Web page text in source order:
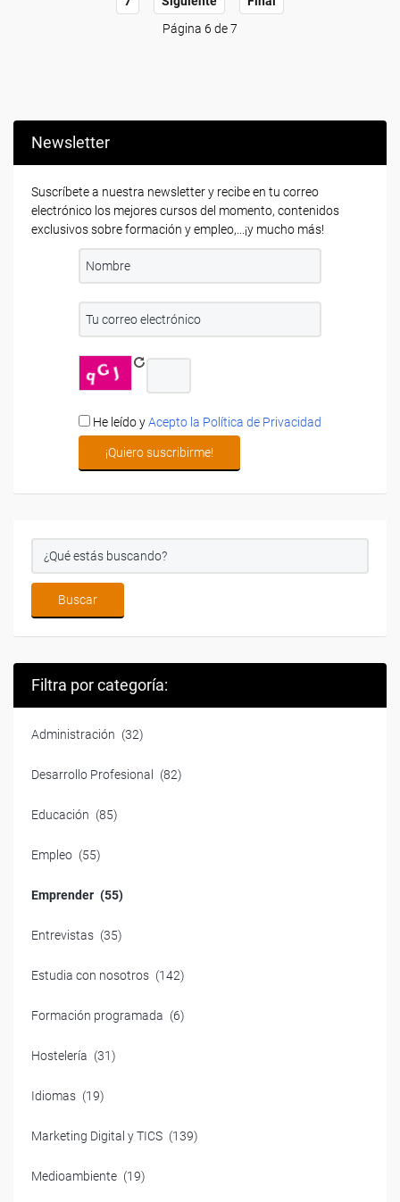
Página 6 de 7
Newsletter
Suscríbete a nuestra newsletter y recibe en tu correo
electrónico los mejores cursos del momento, contenidos
exclusivos sobre formación y empleo,...¡y mucho más!
He leído yAcepto la Política de Privacidad
Filtra por categoría:
Administración (32)
Desarrollo Profesional (82)
Educación (85)
Empleo (55)
Emprender (55)
Entrevistas (35)
Estudia con nosotros (142)
Formación programada (6)
Hostelería (31)
Idiomas (19)
Marketing Digital y TICS (139)
Medioambiente (19)